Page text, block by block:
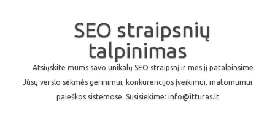
SEO straipsnių
talpinimas
Atsiųskite mums savo unikalų SEO straipsnį ir mes jį patalpinsime
Jūsų verslo sėkmės gerinimui, konkurencijos įveikimui, matomumui
paieškos sistemose. Susisiekime: info@itturas.lt